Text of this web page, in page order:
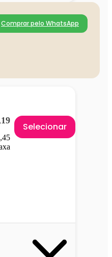
Comprar pelo WhatsApp
Selecionar